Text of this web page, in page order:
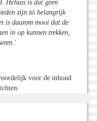
Helaas is dat geen
zijn zó belangrijk
is daarom mooi dat de
in op kunnen trekken,
'
voor de inhoud